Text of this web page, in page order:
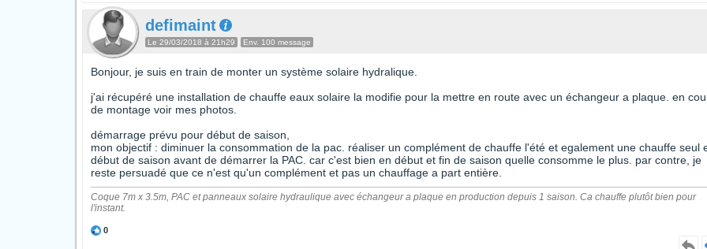
defimaint
Le 29/03/2018 à 21h29 Env. 100 message
Bonjour, je suis en train de monter un système solaire hydralique.
j'ai récupéré une installation de chauffe eaux solaire la modifie pour la mettre en route avec un échangeur a plaque. en
de montage voir mes photos.
démarrage prévu pour début de saison,
mon objectif : diminuer la consommation de la pac. réaliser un complément de chauffe l'été et egalement une chauffe seul
début de saison avant de démarrer la PAC. car c'est bien en début et fin de saison quelle consomme le plus. par contre, je
reste persuadé que ce n'est qu'un complément et pas un chauffage a part entière.
Coque 7m x 3.5m, PAC et panneaux solaire hydraulique avec échangeur a plaque en production depuis 1 saison. Ca chauffe plutôt bien pour
l'instant.
0